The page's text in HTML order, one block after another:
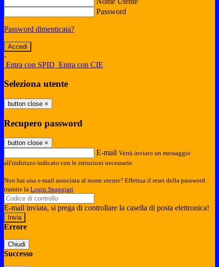
Password
Password dimenticata?
-
Entra con SPID Entra con CIE
Seleziona utente
button close ×
Recupero password
button close ×
E-mail Verrà inviato un messaggio
all'indirizzo indicato con le istruzioni necessarie.
Non hai una e-mail associata al nome utente? Effettua il reset della password
tramite la Login Spaggiari
E-mail inviata, si prega di controllare la casella di posta elettronica!
Errore
Chiudi
Successo